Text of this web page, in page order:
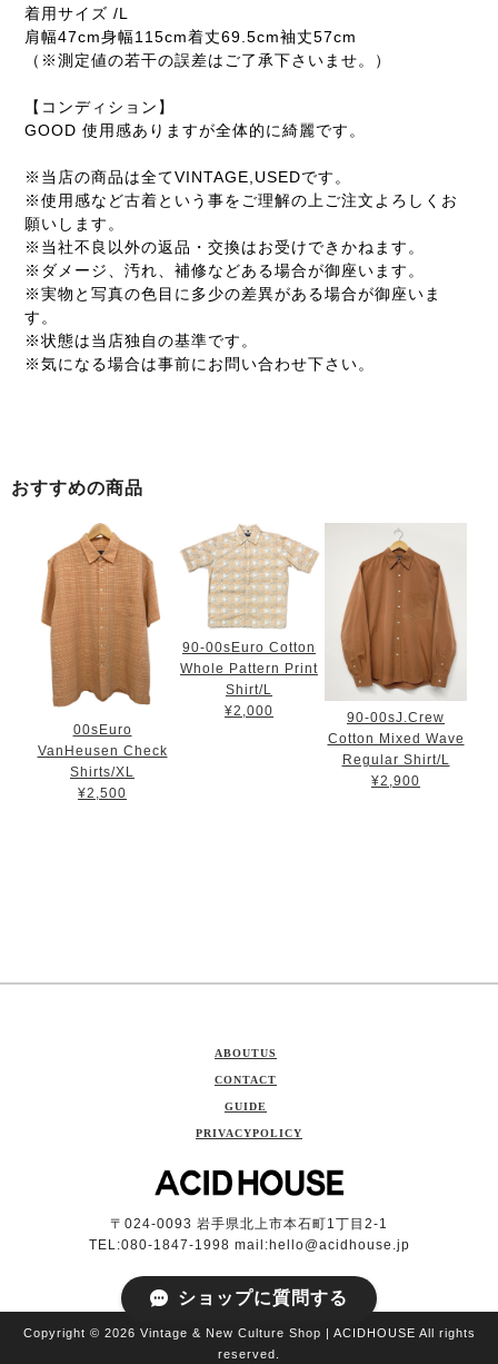
着用サイズ /L
肩幅47cm身幅115cm着丈69.5cm袖丈57cm
（※測定値の若干の誤差はご了承下さいませ。）
【コンディション】
GOOD 使用感ありますが全体的に綺麗です。
※当店の商品は全てVINTAGE,USEDです。
※使用感など古着という事をご理解の上ご注文よろしくお
願いします。
※当社不良以外の返品・交換はお受けできかねます。
※ダメージ、汚れ、補修などある場合が御座います。
※実物と写真の色目に多少の差異がある場合が御座いま
す。
※状態は当店独自の基準です。
※気になる場合は事前にお問い合わせ下さい。
おすすめの商品
00sEuro
VanHeusen Check
Shirts/XL
¥2,500
90-00sEuro Cotton
Whole Pattern Print
Shirt/L
¥2,000
90-00sJ.Crew
Cotton Mixed Wave
Regular Shirt/L
¥2,900
ABOUTUS
CONTACT
GUIDE
PRIVACYPOLICY
〒024-0093 岩手県北上市本石町1丁目2-1
TEL:080-1847-1998 mail: hello@acidhouse.jp
Copyright © 2026 Vintage & New Culture Shop | ACIDHOUSE All rights
reserved.
ショップに質問する